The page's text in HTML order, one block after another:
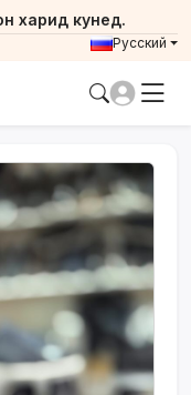
харид кунед.
Русский